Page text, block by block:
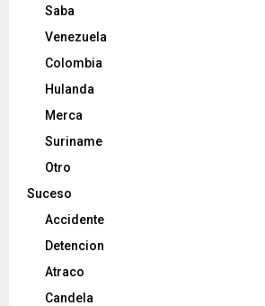
Saba
Venezuela
Colombia
Hulanda
Merca
Suriname
Otro
Suceso
Accidente
Detencion
Atraco
Candela